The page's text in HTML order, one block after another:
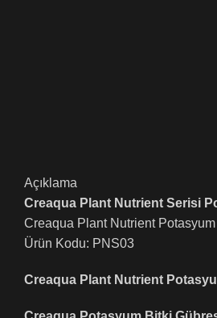
Açıklama
Creaqua Plant Nutrient Serisi
Creaqua Plant Nutrient
Ürün Kodu: PNS03
Creaqua Plant Nutrient